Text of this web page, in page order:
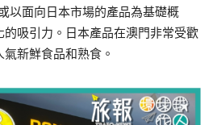
以面向日本市場的產品為基礎概
吸引力。日本產品在澳門非常受歡
新鮮食品和熟食。